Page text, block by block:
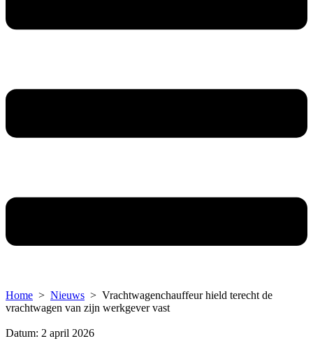
Home > Nieuws > Vrachtwagenchauffeur hield terecht de
vrachtwagen van zijn werkgever vast
Datum: 2 april 2026